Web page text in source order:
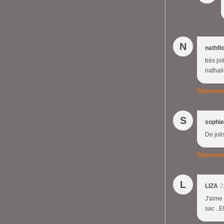
N
nathflo
très
Répondre
S
sophie
De
Répondre
L LIZA
J'aime
sac